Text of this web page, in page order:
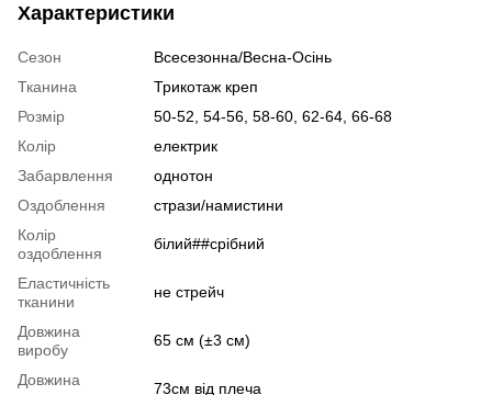
Характеристики
Сезон
Всесезонна/Весна-Осінь
Тканина
Трикотаж креп
Розмір
50-52, 54-56, 58-60, 62-64, 66-68
Колір
електрик
Забарвлення
однотон
Оздоблення
стрази/намистини
Колір
оздоблення
білий##срібний
Еластичність
тканини
не стрейч
Довжина
виробу
65 см (±3 см)
Довжина
73см від плеча